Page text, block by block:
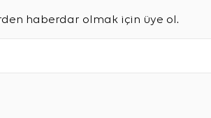
haberdar olmak için üye ol.